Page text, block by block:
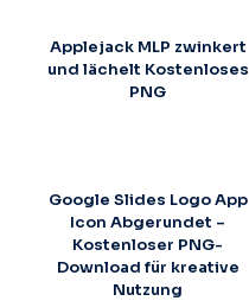
Applejack MLP zwinkert
und lächelt Kostenloses
PNG
Google Slides Logo App
Icon Abgerundet –
Kostenloser PNG-
Download für kreative
Nutzung